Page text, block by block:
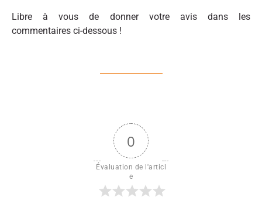
Libre à vous de donner votre avis dans les
commentaires ci-dessous !
0
Évaluation de l'articl
e